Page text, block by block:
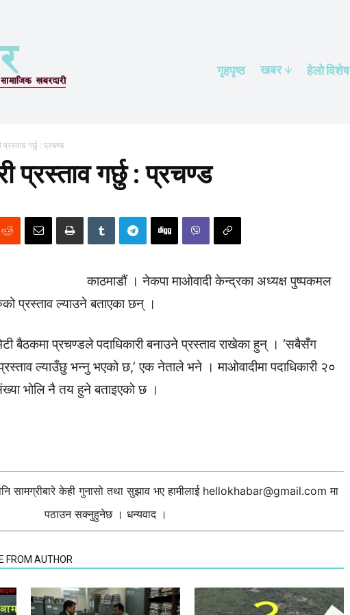
गृहपृष्ठ खबर हेलाे विशेष
प्रस्ताव गर्छु : प्रचण्ड
प्रस्ताव गर्छु : प्रचण्ड
काठमाडौं । नेकपा माओवादी केन्द्रका अध्यक्ष पुष्पकमल
प्रस्ताव ल्याउने बताएका छन् ।
बैठकमा प्रचण्डले पदाधिकारी बनाउने प्रस्ताव राखेका हुन् । ‘सबैसँग
ल्याउँछु भन्नु भएको छ,’ एक नेताले भने । माओवादीमा पदाधिकारी २०
भोलि नै तय हुने बताइएकाे छ ।
सामग्रीबारे केही गुनासो तथा सुझाव भए हामीलाई hellokhabar@gmail.com मा
पठाउन सक्नुहुनेछ । धन्यवाद ।
FROM AUTHOR